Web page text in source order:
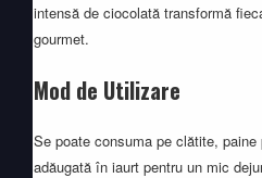
intensă de ciocolată transformă
gourmet.
Mod de Utilizare
Se poate consuma pe clătite,
adăugată în iaurt pentru un mic